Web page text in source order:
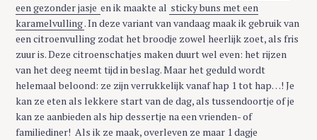
een gezonder jasje en ik maakte al sticky buns met een
karamelvulling. In deze variant van vandaag maak ik gebruik van
een citroenvulling zodat het broodje zowel heerlijk zoet, als fris
zuur is. Deze citroenschatjes maken duurt wel even: het rijzen
van het deeg neemt tijd in beslag. Maar het geduld wordt
helemaal beloond: ze zijn verrukkelijk vanaf hap 1 tot hap…! Je
kan ze eten als lekkere start van de dag, als tussendoortje of je
kan ze aanbieden als hip dessertje na een vrienden- of
familiediner! Als ik ze maak, overleven ze maar 1 dagje